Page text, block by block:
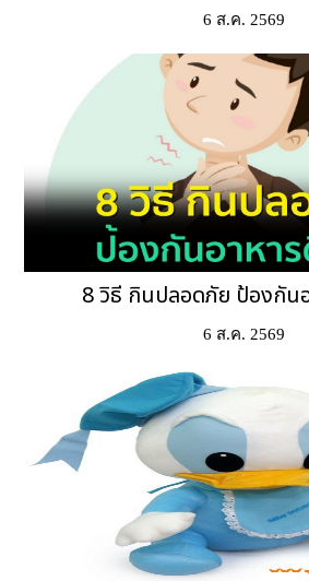
6 ส.ค. 2569
8 วิธี กินปลอดภัย ป้องกัน
6 ส.ค. 2569